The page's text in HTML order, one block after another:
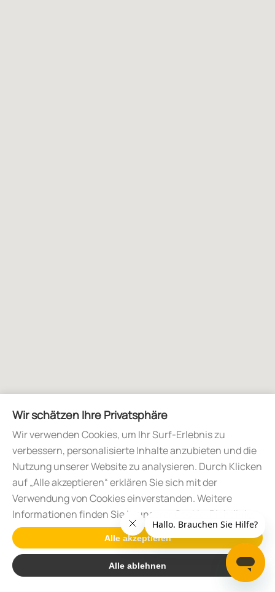
Wir schätzen Ihre Privatsphäre
Wir verwenden Cookies, um Ihr Surf-Erlebnis zu
verbessern, personalisierte Inhalte anzubieten und die
Nutzung unserer Website zu analysieren. Durch Klicken
auf „Alle akzeptieren“ erklären Sie sich mit der
Verwendung von Cookies einverstanden. Weitere
Informationen finden Sie in unserer
Cookie-Richtlinie.
Alle akzeptieren
Alle ablehnen